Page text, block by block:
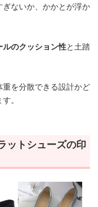
ないか、かかとが浮か
ルのクッション性と土踏
を分散できる設計かど
。
ットシューズの印